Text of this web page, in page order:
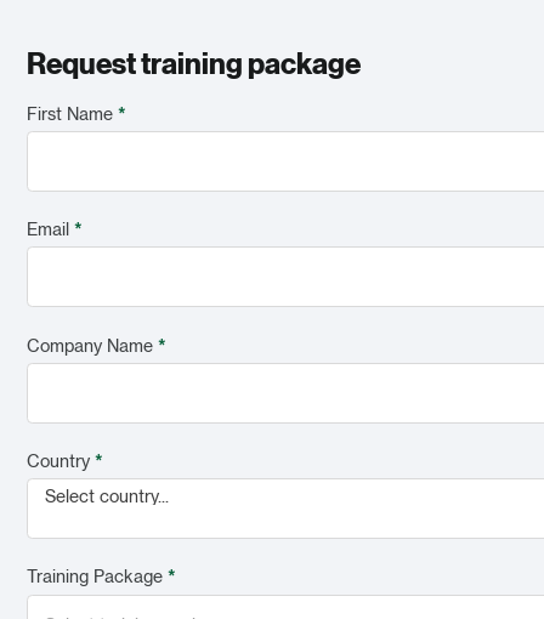
Request training package
First Name *
Email *
Company Name *
Country *
Select country...
Training Package *